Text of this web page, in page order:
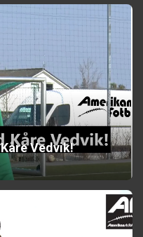
Vedvik!